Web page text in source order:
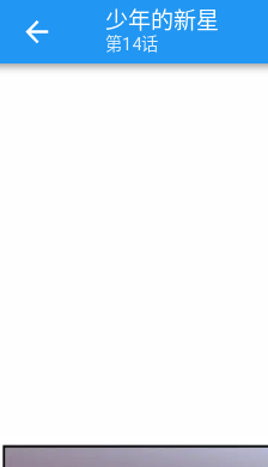
少年的新星
第14话